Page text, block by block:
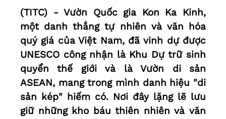
(TITC) - Vườn Quốc gia Kon Ka Kinh,
một danh thắng tự nhiên và văn hóa
quý giá của Việt Nam, đã vinh dự được
UNESCO công nhận là Khu Dự trữ sinh
quyển thế giới và là Vườn di sản
ASEAN, mang trong mình danh hiệu "di
sản kép" hiếm có. Nơi đây lặng lẽ lưu
giữ những kho báu thiên nhiên và văn